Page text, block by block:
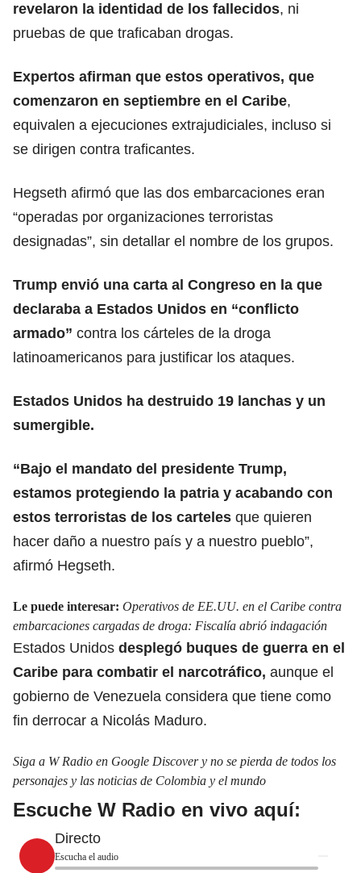
revelaron la identidad de los fallecidos, ni
pruebas de que traficaban drogas.
Expertos afirman que estos operativos, que
comenzaron en septiembre en el Caribe,
equivalen a ejecuciones extrajudiciales, incluso si
se dirigen contra traficantes.
Hegseth afirmó que las dos embarcaciones eran
“operadas por organizaciones terroristas
designadas”, sin detallar el nombre de los grupos.
Trump envió una carta al Congreso en la que
declaraba a Estados Unidos en “conflicto
armado” contra los cárteles de la droga
latinoamericanos para justificar los ataques.
Estados Unidos ha destruido 19 lanchas y un
sumergible.
“Bajo el mandato del presidente Trump,
estamos protegiendo la patria y acabando con
estos terroristas de los carteles que quieren
hacer daño a nuestro país y a nuestro pueblo”,
afirmó Hegseth.
Le puede interesar: Operativos de EE.UU. en el Caribe contra
embarcaciones cargadas de droga: Fiscalía abrió indagación
Estados Unidos desplegó buques de guerra en el
Caribe para combatir el narcotráfico, aunque el
gobierno de Venezuela considera que tiene como
fin derrocar a Nicolás Maduro.
Siga a W Radio en Google Discover y no se pierda de todos los
personajes y las noticias de Colombia y el mundo
Escuche W Radio en vivo aquí:
Directo
Escucha el audio